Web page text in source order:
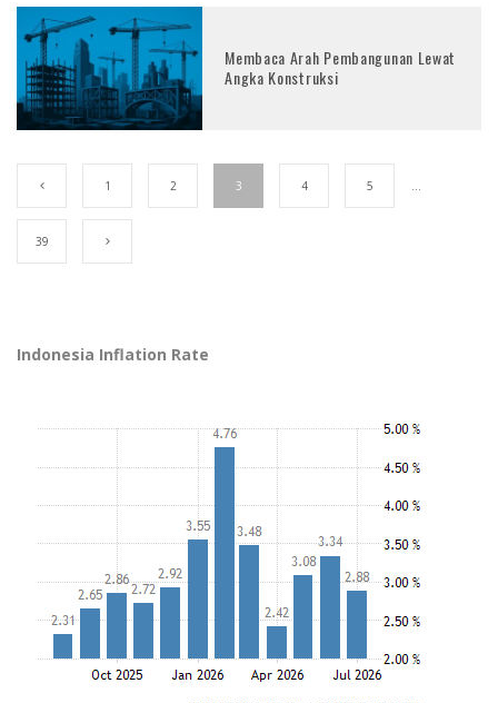
Membaca Arah Pembangunan Lewat
Angka Konstruksi
1 2 3 4 5 …
39
Indonesia Inflation Rate